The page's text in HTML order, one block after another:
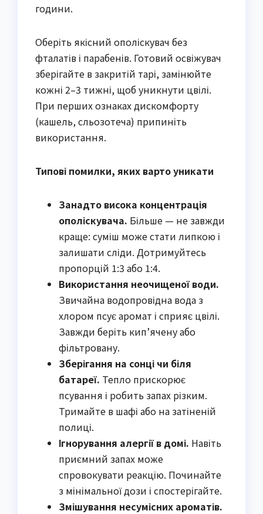
години.
Оберіть якісний ополіскувач без
фталатів і парабенів. Готовий освіжувач
зберігайте в закритій тарі, замінюйте
кожні 2–3 тижні, щоб уникнути цвілі.
При перших ознаках дискомфорту
(кашель, сльозотеча) припиніть
використання.
Типові помилки, яких варто уникати
Занадто висока концентрація
ополіскувача. Більше — не завжди
краще: суміш може стати липкою і
залишати сліди. Дотримуйтесь
пропорцій 1:3 або 1:4.
Використання неочищеної води.
Звичайна водопровідна вода з
хлором псує аромат і сприяє цвілі.
Завжди беріть кип’ячену або
фільтровану.
Зберігання на сонці чи біля
батареї. Тепло прискорює
псування і робить запах різким.
Тримайте в шафі або на затіненій
полиці.
Ігнорування алергії в домі. Навіть
приємний запах може
спровокувати реакцію. Починайте
з мінімальної дози і спостерігайте.
Змішування несумісних ароматів.